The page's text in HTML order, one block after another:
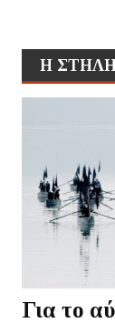
Η ΣΤΗΛΗ
Για το